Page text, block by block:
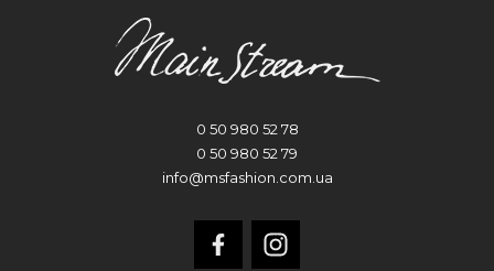
0 50 980 52 78
0 50 980 52 79
info@msfashion.com.ua